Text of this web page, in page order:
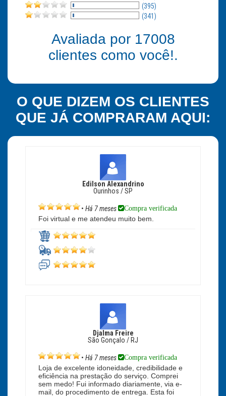
(395)
(341)
Avaliada por 17008
clientes como você!.
O QUE DIZEM OS CLIENTES
QUE JÁ COMPRARAM AQUI:
Edilson Alexandrino
Ourinhos / SP
• Há 7 meses Compra verificada
Foi virtual e me atendeu muito bem.
Djalma Freire
São Gonçalo / RJ
• Há 7 meses Compra verificada
Loja de excelente idoneidade, credibilidade e
eficiência na prestação do serviço. Comprei
sem medo! Fui informado diariamente, via e-
mail, do procedimento de entrega. Esta foi